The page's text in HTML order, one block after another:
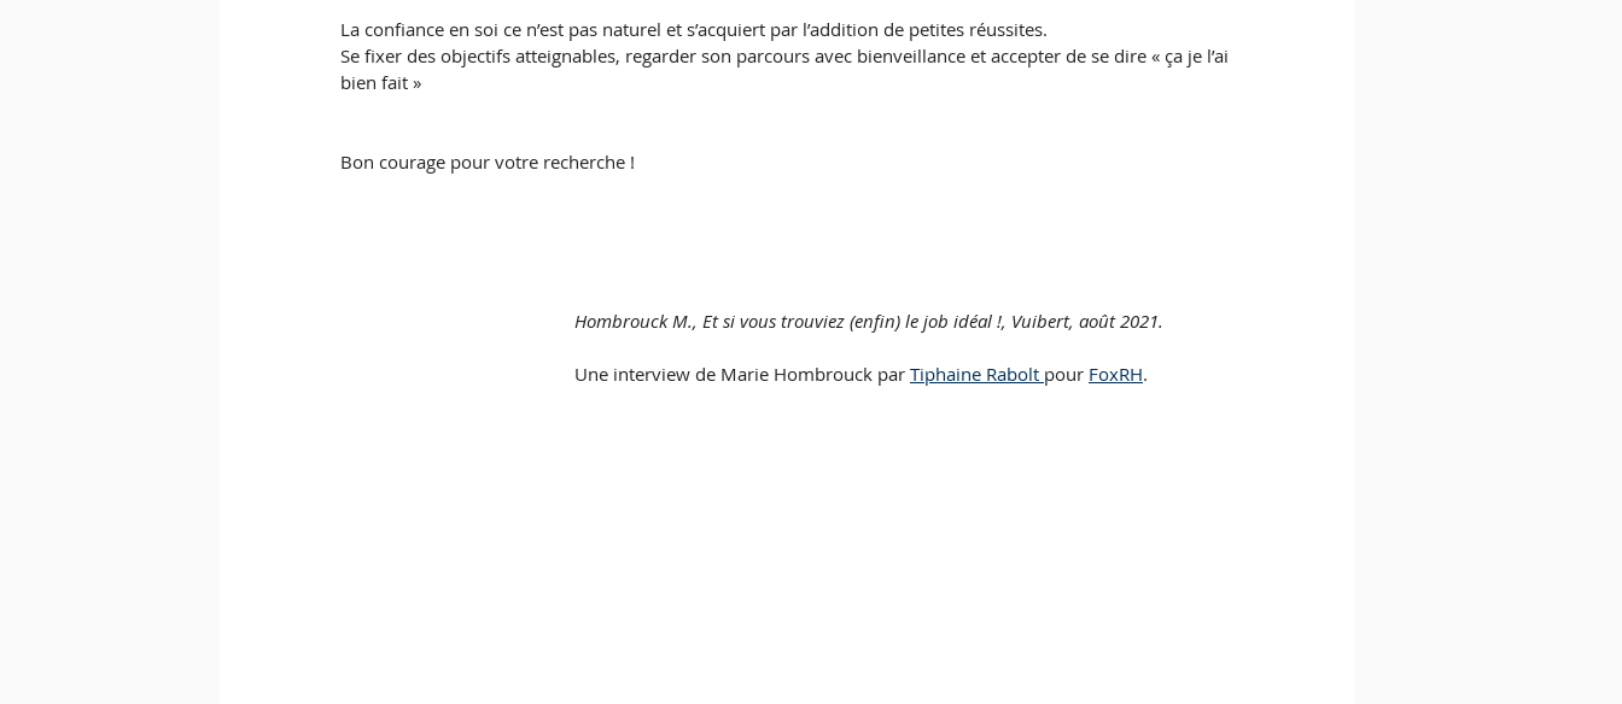
La confiance en soi ce n’est pas naturel et s’acquiert par l’addition de petites réussites.
Se fixer des objectifs atteignables, regarder son parcours avec bienveillance et accepter de se dire « ça je l’ai
bien fait »
Bon courage pour votre recherche !
Hombrouck M., Et si vous trouviez (enfin) le job idéal !, Vuibert, août 2021.
Une interview de Marie Hombrouck par Tiphaine Rabolt pour FoxRH.